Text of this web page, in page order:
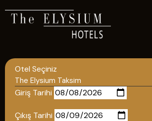
Otel Seçiniz
Giriş Tarihi
Çıkış Tarihi
TÜM OTELLERIMIZ
POLITIKALAR
GIZLILIK POLITIKASI